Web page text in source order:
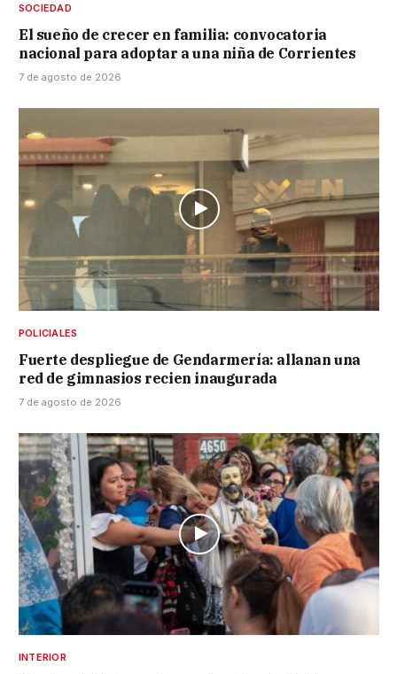
SOCIEDAD
El sueño de crecer en familia: convocatoria
nacional para adoptar a una niña de Corrientes
7 de agosto de 2026
POLICIALES
Fuerte despliegue de Gendarmería: allanan una
red de gimnasios recien inaugurada
7 de agosto de 2026
INTERIOR